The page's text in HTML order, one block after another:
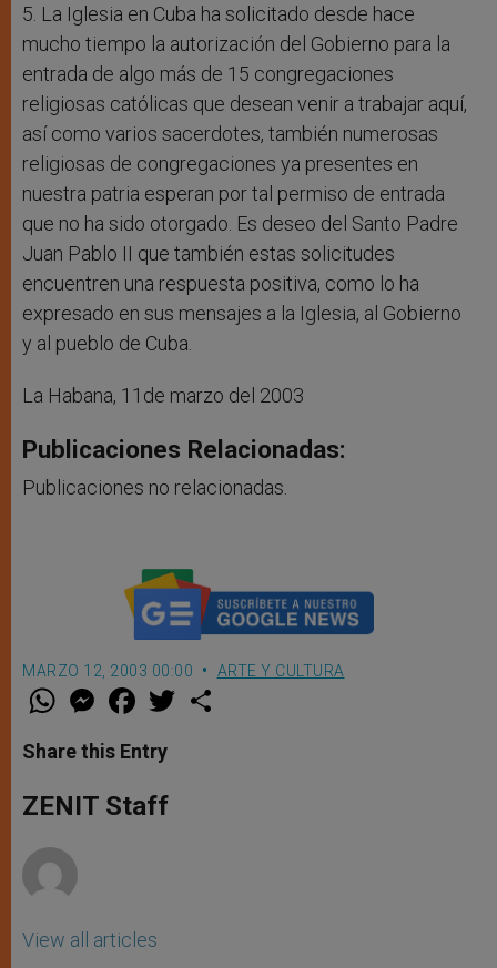
5. La Iglesia en Cuba ha solicitado desde hace
mucho tiempo la autorización del Gobierno para la
entrada de algo más de 15 congregaciones
religiosas católicas que desean venir a trabajar aquí,
así como varios sacerdotes, también numerosas
religiosas de congregaciones ya presentes en
nuestra patria esperan por tal permiso de entrada
que no ha sido otorgado. Es deseo del Santo Padre
Juan Pablo II que también estas solicitudes
encuentren una respuesta positiva, como lo ha
expresado en sus mensajes a la Iglesia, al Gobierno
y al pueblo de Cuba.
La Habana, 11de marzo del 2003
Publicaciones Relacionadas:
Publicaciones no relacionadas.
MARZO 12, 2003 00:00 ARTE Y CULTURA
W
t
s
p
p
M
e
s
e
g
e
F
a
e
b
o
k
w
Share this Entry
ZENIT Staff
View all articles